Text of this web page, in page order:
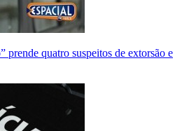
prende quatro suspeitos de extorsão e